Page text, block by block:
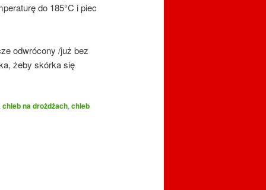
do 185°C i piec
odwrócony /już bez
żeby skórka się
chleb na drożdżach,chleb